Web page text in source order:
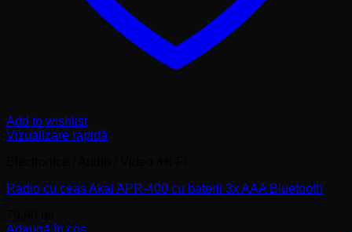
Add to wishlist
Vizualizare rapidă
Radio cu ceas Akai APR-400 cu baterii 3x AAA Bluetooth
Adaugă în coș